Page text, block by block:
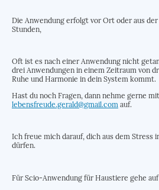
Die Anwendung erfolgt vor Ort oder aus
Stunden,
Oft ist es nach einer Anwendung nicht
drei Anwendungen in einem Zeitraum von
Ruhe und Harmonie in dein System kommt.
Hast du noch Fragen, dann nehme gerne
lebensfreude.gerald@gmail.com auf.
Ich freue mich darauf, dich aus dem Stress
dürfen.
Für Scio-Anwendung für Haustiere gehe